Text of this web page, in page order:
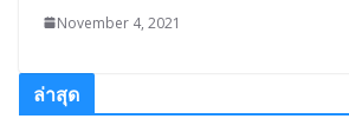
November 4, 2021
ล่าสุด